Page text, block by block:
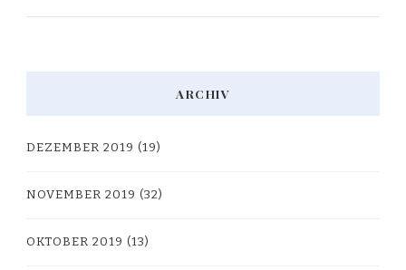
ARCHIV
DEZEMBER 2019 (19)
NOVEMBER 2019 (32)
OKTOBER 2019 (13)